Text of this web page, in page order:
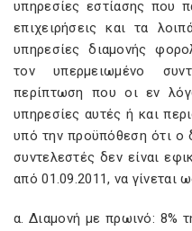
υπηρεσίες εστίασης που
επιχειρήσεις και τα
υπηρεσίες διαμονής
τον υπερμειωμένο
περίπτωση που οι εν
υπηρεσίες αυτές ή και
υπό την προϋπόθεση ότι ο
συντελεστές δεν είναι
από 01.09.2011, να γίνεται
α. Διαμονή με πρωινό: 8%